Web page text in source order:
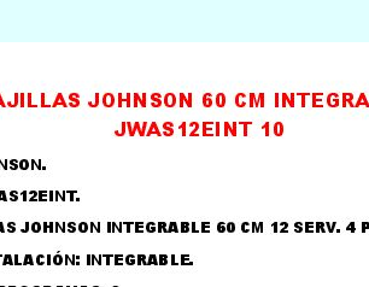
LLAMAR AL TELEFONO
957156032